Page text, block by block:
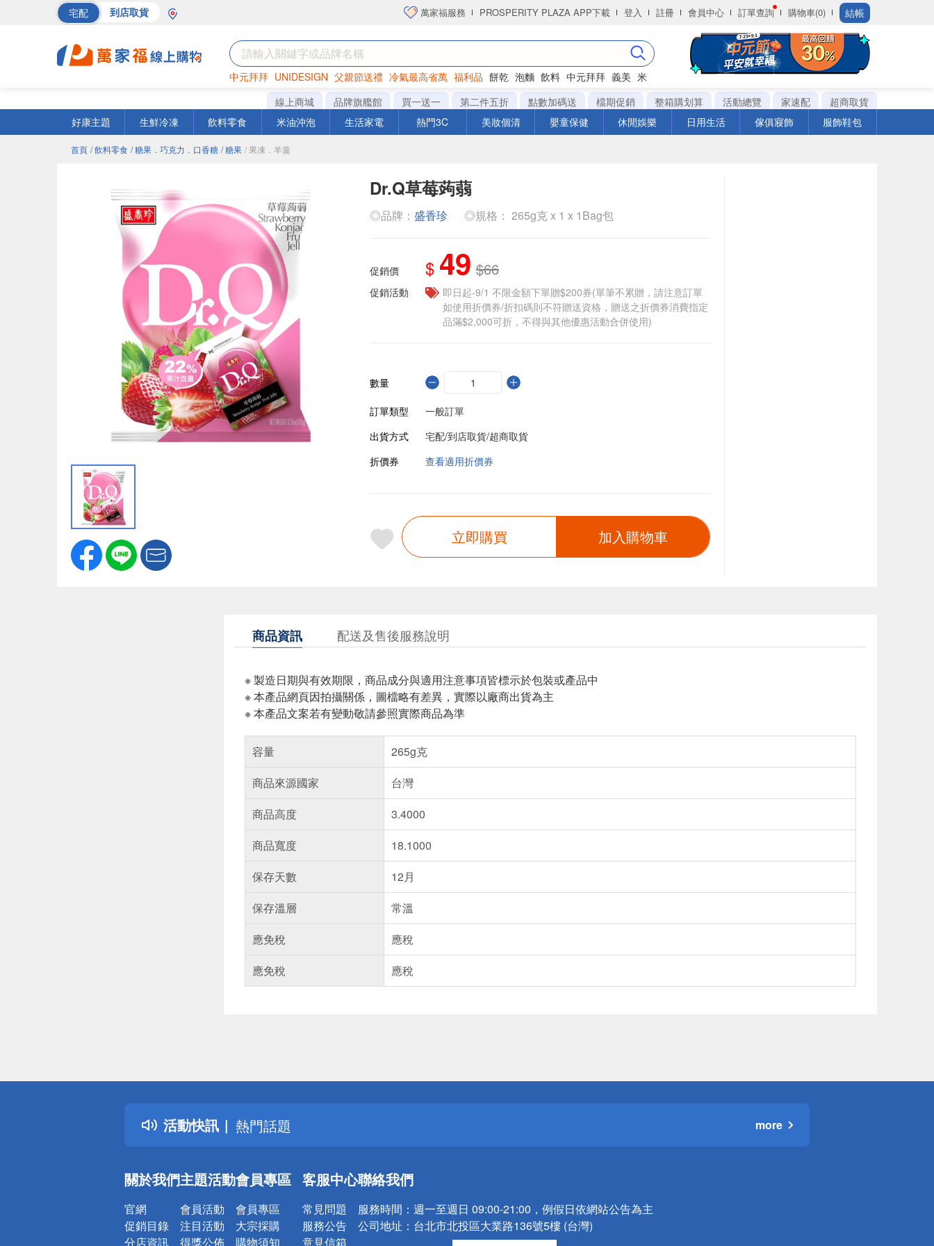
宅配 到店取貨 萬家福服務 PROSPERITY PLAZA APP下載 登入 註冊 會員中心 訂單查詢 購物車(0) 結帳
中元拜拜 UNIDESIGN 父親節送禮 冷氣最高省萬 福利品 餅乾 泡麵 飲料 中元拜拜 義美 米
巧克力 罐頭 衛生紙
線上商城 品牌旗艦館 買一送一 第二件五折 點數加碼送 檔期促銷 整箱購划算 活動總覽 家速配
超商取貨
好康主題
生鮮冷凍 飲料零食 米油沖泡 生活家電 熱門3C 美妝個清 嬰童保健 休閒娛樂 日用生活 傢俱寢飾 服飾鞋包
首頁 / 飲料零食 / 糖果．巧克力．口香糖 / 糖果 / 果凍．羊羹
Dr.Q草莓蒟蒻
◎品牌： 盛香珍 ◎規格： 265g克 x 1 x 1Bag包
促銷價 $ 49 $66
促銷活動
即日起-9/1 不限金額下單贈$200券(單筆不累贈，請注意訂單
如使用折價券/折扣碼則不符贈送資格，贈送之折價券消費指定
品滿$2,000可折，不得與其他優惠活動合併使用)
數量
訂單類型
一般訂單
出貨方式
宅配/到店取貨/超商取貨
折價券
查看適用折價券
立即購買 加入購物車
商品資訊 配送及售後服務說明
※ 製造日期與有效期限，商品成分與適用注意事項皆標示於包裝或產品中
※ 本產品網頁因拍攝關係，圖檔略有差異，實際以廠商出貨為主
※ 本產品文案若有變動敬請參照實際商品為準
容量
265g克
商品來源國家
台灣
商品高度
3.4000
商品寬度
18.1000
保存天數
12月
保存溫層
常溫
應免稅
應稅
應免稅
應稅
活動快訊
詐騙網頁！請小心！
得獎公告
熱門話題
銀行優惠
詐騙網頁！請小心！
more
關於我們
官網
促銷目錄
分店資訊
主題活動
會員活動
注目活動
得獎公佈
會員專區
會員專區
大宗採購
購物須知
客服中心
常見問題
服務公告
意見信箱
聯絡我們
服務時間： 週一至週日 09:00-21:00，例假日依網站公告為主
公司地址： 台北市北投區大業路136號5樓 (台灣)